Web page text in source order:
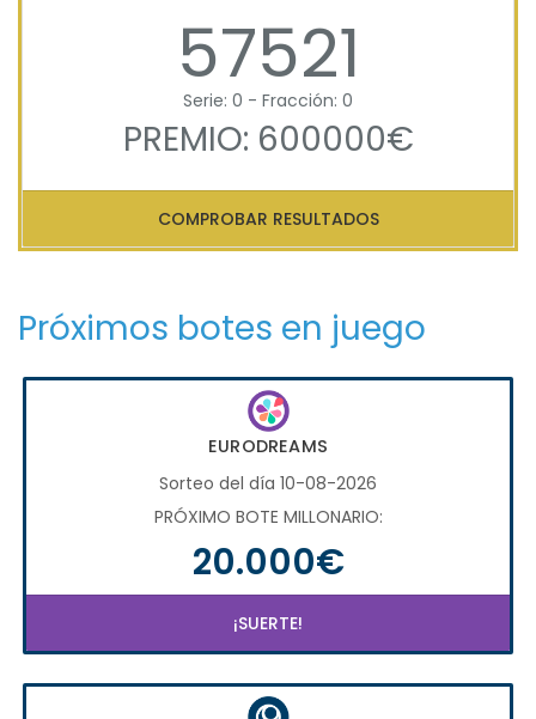
57521
Serie: 0 - Fracción: 0
PREMIO: 600000€
COMPROBAR RESULTADOS
Próximos botes en juego
EURODREAMS
Sorteo del día 10-08-2026
PRÓXIMO BOTE MILLONARIO:
20.000€
¡SUERTE!